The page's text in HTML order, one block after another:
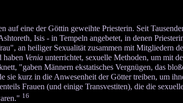
auf eine der Göttin geweihte Priesterin. Seit
Isis - in Tempeln angebetet, in denen
an heiliger Sexualität zusammen mit Mitgliedern
haben Veniaunterrichtet, sexuelle Methoden, um mit
"gaben Männern ekstatisches Vergnügen, das
sie kurz in die Anwesenheit der Götter treiben, um
Frauen (und einige Transvestiten), die die
16